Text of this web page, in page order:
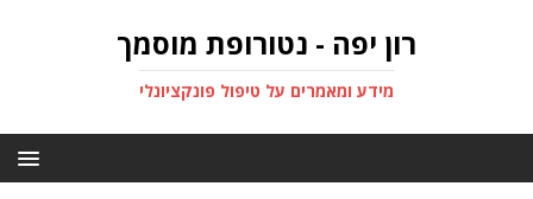
רון יפה - נטורופת מוסמך
מידע ומאמרים על טיפול פונקציונלי